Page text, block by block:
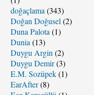
doğaçlama (343)
Doğan Doğusel (2)
Duna Palota (1)
Dunia (13)
Duygu Argin (2)
Duygu Demir(3)
E.M. Sozüpek(1)
EarAfter(8)